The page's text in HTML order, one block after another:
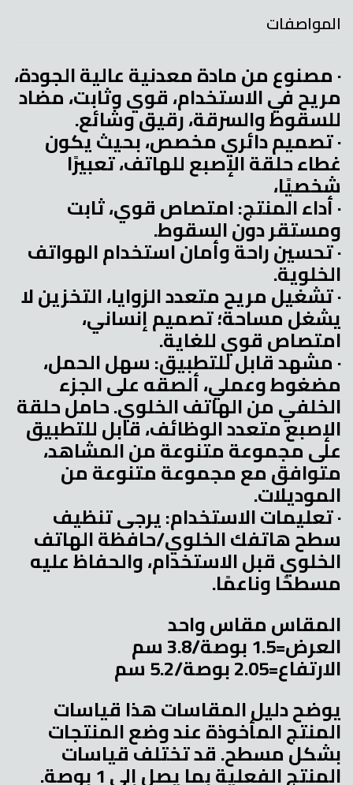
المواصفات
· مصنوع من مادة معدنية عالية الجودة،
مريح في الاستخدام، قوي وثابت، مضاد
للسقوط والسرقة، رقيق وشائع.
· تصميم دائري مخصص، بحيث يكون
غطاء حلقة الإصبع للهاتف، تعبيرًا
شخصيًا،
· أداء المنتج: امتصاص قوي، ثابت
ومستقر دون السقوط.
· تحسين راحة وأمان استخدام الهواتف
الخلوية.
· تشغيل مريح متعدد الزوايا، التخزين لا
يشغل مساحة؛ تصميم إنساني،
امتصاص قوي للغاية.
· مشهد قابل للتطبيق: سهل الحمل،
مضغوط وعملي، ألصقه على الجزء
الخلفي من الهاتف الخلوي. حامل حلقة
الإصبع متعدد الوظائف، قابل للتطبيق
على مجموعة متنوعة من المشاهد،
متوافق مع مجموعة متنوعة من
الموديلات.
· تعليمات الاستخدام: يرجى تنظيف
سطح هاتفك الخلوي/حافظة الهاتف
الخلوي قبل الاستخدام، والحفاظ عليه
مسطحًا وناعمًا.
المقاس مقاس واحد
العرض=1.5 بوصة/3.8 سم
الارتفاع=2.05 بوصة/5.2 سم
يوضح دليل المقاسات هذا قياسات
المنتج المأخوذة عند وضع المنتجات
بشكل مسطح. قد تختلف قياسات
المنتج الفعلية بما يصل إلى 1 بوصة.